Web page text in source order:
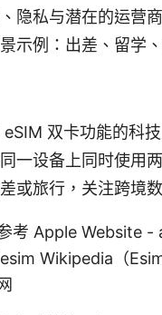
隐私与潜在的运营
示例：出差、留学
eSIM 双卡功能的科
一设备上同时使用
或旅行，关注跨境
考 Apple Website
Wikipedia（